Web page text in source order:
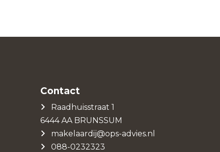
Contact
Raadhuisstraat 1
6444 AA BRUNSSUM
makelaardij@ops-advies.nl
088-0232323